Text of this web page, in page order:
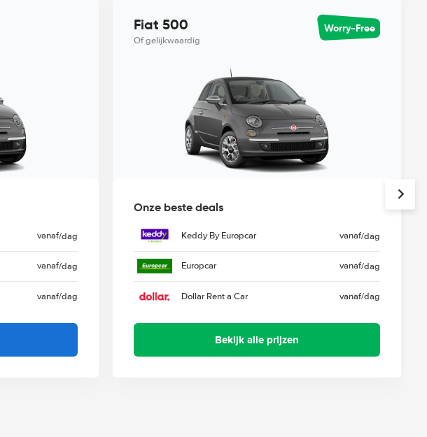
vanaf/dag
vanaf/dag
vanaf/dag
Fiat 500
Of gelijkwaardig
Worry-Free
Onze beste deals
Keddy By Europcar vanaf/dag
Europcar vanaf/dag
Dollar Rent a Car vanaf/dag
Bekijk alle prijzen